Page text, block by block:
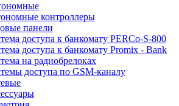
контроллеры
панели
доступа к банкомату PERCo-S-800
доступа к банкомату Promix - Bank
на радиобрелоках
доступа по GSM-каналу